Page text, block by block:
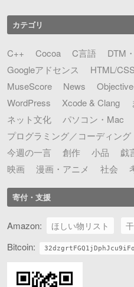
カテゴリ
C++ Cocoa C言語
DTM
Googleアドセンス
HTML/CSS
MuseScore
News
WordPress
Xcode & Clang
ネット文化
パソコン・Mac
プログラミング／コーディング
今週の一言
創作 小品 戯
映画
漫画・アニメ 社会
寄付・支援
Amazon: ほしい物リスト
Bitcoin: